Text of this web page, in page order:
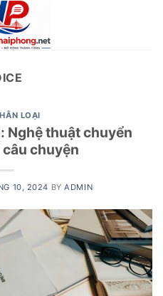
LOẠI
Nghệ thuật chuyển
chuyện
10, 2024 BYADMIN